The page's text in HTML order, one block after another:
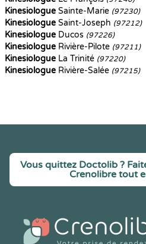
Kinesiologue Sainte-Marie (97230)
Kinesiologue Saint-Joseph (97212)
Kinesiologue Ducos (97226)
Kinesiologue Rivière-Pilote (97211)
Kinesiologue La Trinité (97220)
Kinesiologue Rivière-Salée (97215)
Vous quittez Doctolib ?
Crenolibre tout